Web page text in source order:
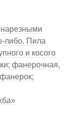
нарезными
либо. Пила
и косого
фанерочная,